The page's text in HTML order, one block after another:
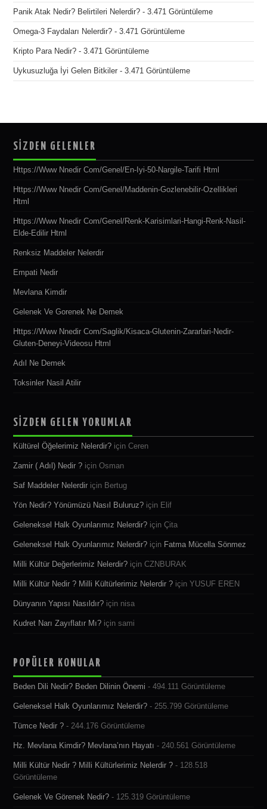
Panik Atak Nedir? Belirtileri Nelerdir? - 3.471 Görüntüleme
Omega-3 Faydaları Nelerdir? - 3.471 Görüntüleme
Kripto Para Nedir? - 3.471 Görüntüleme
Uykusuzluğa İyi Gelen Bitkiler - 3.471 Görüntüleme
SİZDEN GELENLER
Https://www Nnedir Com/genel/en-Iyi-50-Nargile-Tarifi Html
Https://www Nnedir Com/genel/maddenin-Gozlenebilir-Ozellikleri
Html
Https://www Nnedir Com/genel/renk-Karisimlari-Hangi-Renk-Nasil-
Elde-Edilir Html
Renksiz Maddeler Nelerdir
Empati Nedir
Mevlana Kimdir
Gelenek Ve Gorenek Ne Demek
Https://www Nnedir Com/saglik/kisaca-Glutenin-Zararlari-Nedir-
Gluten-Deneyi-Videosu Html
Adıl Ne Demek
Toksinler Nasil Atilir
SİZDEN GELEN YORUMLAR
Kültürel Öğelerimiz Nelerdir? içinCeren
Zamir ( Adıl) Nedir ? içinOsman
Saf Maddeler Nelerdir için Bertug
Yön Nedir? Yönümüzü Nasıl Buluruz? için Elif
Geleneksel Halk Oyunlarımız Nelerdir? içinÇita
Geleneksel Halk Oyunlarımız Nelerdir? için Fatma Mücella Sönmez
Milli Kültür Değerlerimiz Nelerdir? içinCZNBURAK
Milli Kültür Nedir ? Milli Kültürlerimiz Nelerdir ? içinYUSUF EREN
Dünyanın Yapısı Nasıldır? için nisa
Kudret Narı Zayıflatır Mı? içinsami
POPÜLER KONULAR
Beden Dili Nedir? Beden Dilinin Önemi - 494.111 Görüntüleme
Geleneksel Halk Oyunlarımız Nelerdir? - 255.799 Görüntüleme
Tümce Nedir ? - 244.176 Görüntüleme
Hz. Mevlana Kimdir? Mevlana’nın Hayatı - 240.561 Görüntüleme
Milli Kültür Nedir ? Milli Kültürlerimiz Nelerdir ? - 128.518
Görüntüleme
Gelenek Ve Görenek Nedir? - 125.319 Görüntüleme